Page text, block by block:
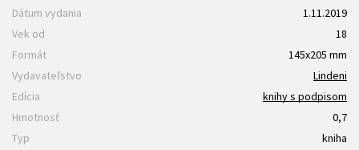
Dátum vydania
1.11.2019
Vek od
18
Formát
145x205 mm
Vydavateľstvo
Lindeni
Edícia
knihy s podpisom
Hmotnosť
0,7
Typ
kniha